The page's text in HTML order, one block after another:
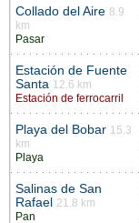
Collado del Aire 8.9
km
Pasar
Estación de Fuente
Santa 12.6 km
Estación de ferrocarril
Playa del Bobar 15.3
km
Playa
Salinas de San
Rafael 21.8 km
Pan